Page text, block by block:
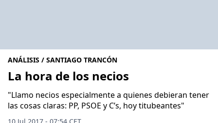
ANÁLISIS / SANTIAGO TRANCÓN
La hora de los necios
"Llamo necios especialmente a quienes debieran tener
las cosas claras: PP, PSOE y C’s, hoy titubeantes"